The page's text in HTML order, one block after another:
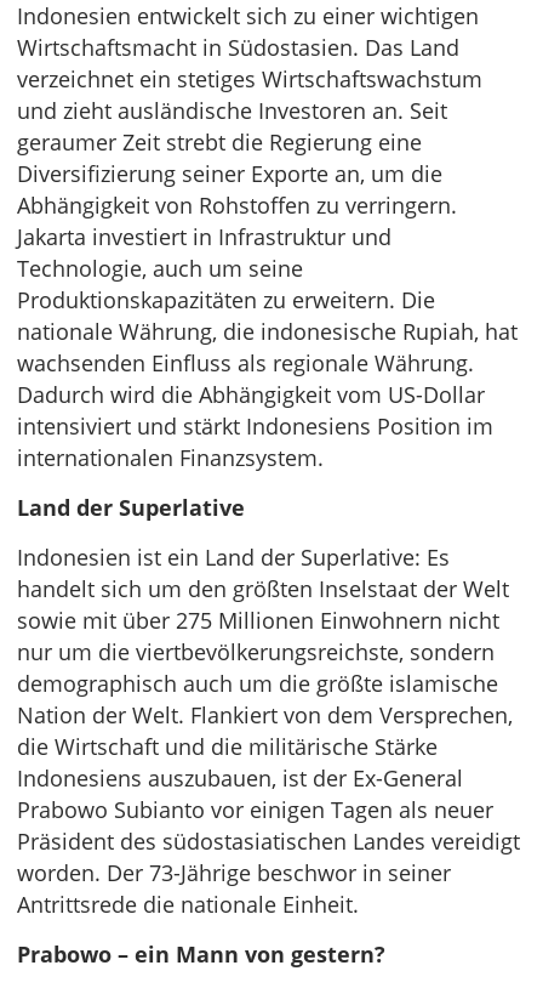
Indonesien entwickelt sich zu einer wichtigen
Wirtschaftsmacht in Südostasien. Das Land
verzeichnet ein stetiges Wirtschaftswachstum
und zieht ausländische Investoren an. Seit
geraumer Zeit strebt die Regierung eine
Diversifizierung seiner Exporte an, um die
Abhängigkeit von Rohstoffen zu verringern.
Jakarta investiert in Infrastruktur und
Technologie, auch um seine
Produktionskapazitäten zu erweitern. Die
nationale Währung, die indonesische Rupiah, hat
wachsenden Einfluss als regionale Währung.
Dadurch wird die Abhängigkeit vom US-Dollar
intensiviert und stärkt Indonesiens Position im
internationalen Finanzsystem.
Land der Superlative
Indonesien ist ein Land der Superlative: Es
handelt sich um den größten Inselstaat der Welt
sowie mit über 275 Millionen Einwohnern nicht
nur um die viertbevölkerungsreichste, sondern
demographisch auch um die größte islamische
Nation der Welt. Flankiert von dem Versprechen,
die Wirtschaft und die militärische Stärke
Indonesiens auszubauen, ist der Ex-General
Prabowo Subianto vor einigen Tagen als neuer
Präsident des südostasiatischen Landes vereidigt
worden. Der 73-Jährige beschwor in seiner
Antrittsrede die nationale Einheit.
Prabowo – ein Mann von gestern?